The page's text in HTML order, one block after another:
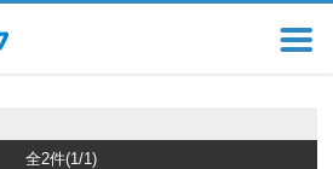
全2件(1/1)